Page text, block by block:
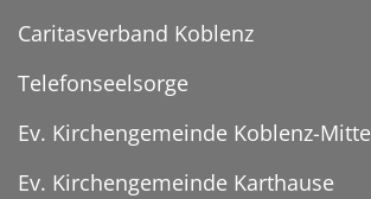
Caritasverband Koblenz
Telefonseelsorge
Ev. Kirchengemeinde Koblenz-Mitte
Ev. Kirchengemeinde Karthause